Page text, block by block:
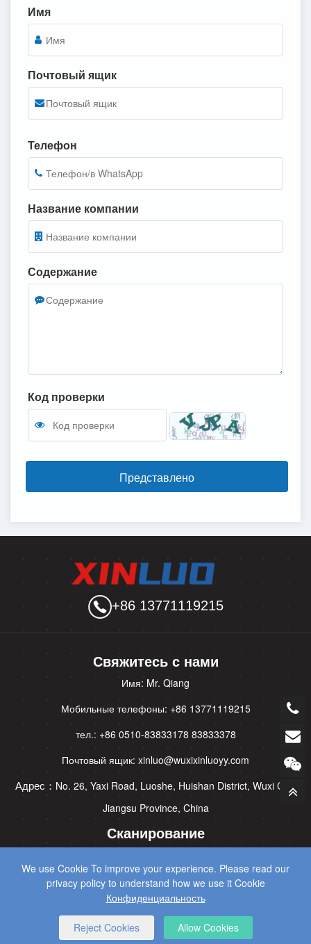
We use Cookie To improve your experience. Please read our
privacy policy to understand how we use it Cookie
Конфиденциальность
Reject Cookies Allow Cookies
Имя
Почтовый ящик
Телефон
Название компании
Содержание
Код проверки
Представлено
+86 13771119215
Свяжитесь с нами
Имя: Mr. Qiang
Мобильные телефоны: +86 13771119215
тел.: +86 0510-83833178 83833378
Почтовый ящик: xinluo@wuxixinluoyy.com
Адрес： No. 26, Yaxi Road, Luoshe, Huishan District, Wuxi City,
Jiangsu Province, China
Сканирование